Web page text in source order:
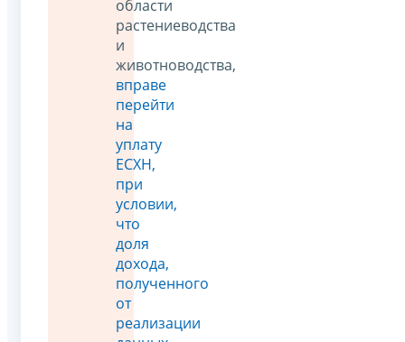
области
растениеводства
и
животноводства,
вправе
перейти
на
уплату
ЕСХН,
при
условии,
что
доля
дохода,
полученного
от
реализации